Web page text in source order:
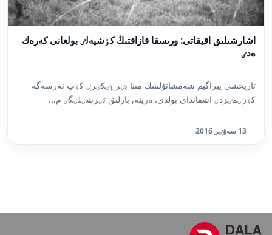
اشارشىلىق اقيقاتى: ورىسقا قازاقتىڭ كٶشپەلٸ بولعانى كەرەك
ەدٸ
تاريحشى يبراگيم شەمشاتۇلىنىڭ مىنا بٸر پٸكٸرٸ كٶپ نەرسەگە
كٶزٸمٸزدٸ اشقانداي بولدى. ەرينە, بارلىق تٸرشٸلٸگٸ م...
13 سەۋٸر 2016